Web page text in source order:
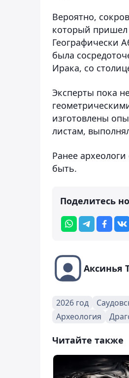
Вероятно,
который пришел
Географически
была
Ирака, со
Эксперты пока
изготовлены
листам,
Ранее
быть.
Поделитесь
Аксинья
2026 год
Археология
Читайте также